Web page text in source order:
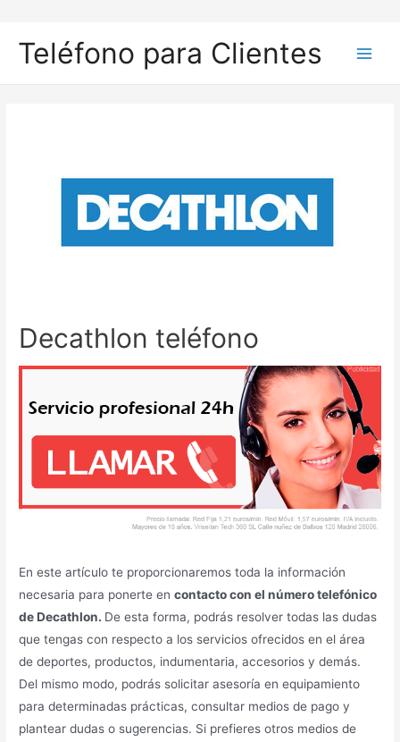
contenido
Teléfono para Clientes
Decathlon teléfono
En este artículo te proporcionaremos toda la información
necesaria para ponerte encontacto con el número telefónico
de Decathlon. De esta forma, podrás resolver todas las dudas
que tengas con respecto a los servicios ofrecidos en el área
de deportes, productos, indumentaria, accesorios y demás.
Del mismo modo, podrás solicitar asesoría en equipamiento
para determinadas prácticas, consultar medios de pago y
plantear dudas o sugerencias. Si prefieres otros medios de